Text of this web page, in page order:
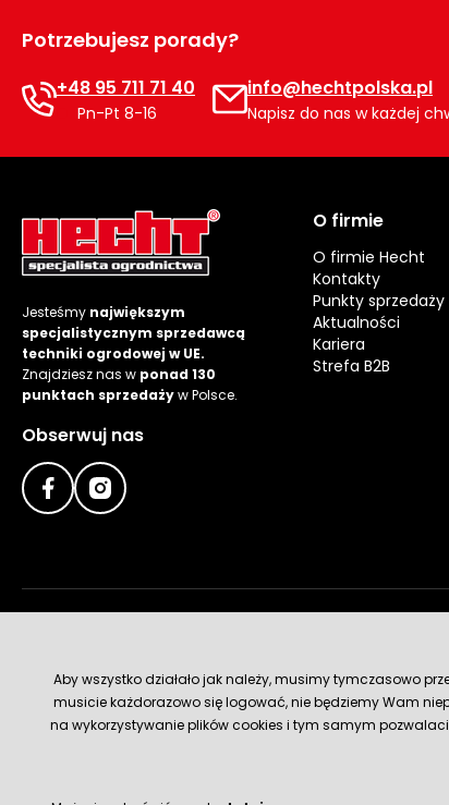
Potrzebujesz porady?
+48 95 711 71 40
Pn-Pt 8-16
info@hechtpolska.pl
Napisz do nas w każdej
Jesteśmy największym
specjalistycznym sprzedawcą
techniki ogrodowej w UE.
Znajdziesz nas w ponad 130
punktach sprzedażyw Polsce.
Obserwuj nas
O firmie
O firmie Hecht
Kontakty
Punkty sprzedaży
Aktualności
Kariera
Strefa B2B
Aby wszystko działało jak należy, musimy tymczasowo
musicie każdorazowo się logować, nie będziemy Wam
na wykorzystywanie plików cookies i tym samym